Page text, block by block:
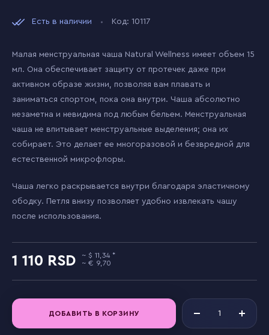
Есть в наличии Код: 10117
Малая менструальная чаша Natural Wellness имеет объем 15
мл. Она обеспечивает защиту от протечек даже при
активном образе жизни, позволяя вам плавать и
заниматься спортом, пока она внутри. Чаша абсолютно
незаметна и невидима под любым бельем. Менструальная
чаша не впитывает менструальные выделения; она их
собирает. Это делает ее многоразовой и безвредной для
естественной микрофлоры.
Чаша легко раскрывается внутри благодаря эластичному
ободку. Петля внизу позволяет удобно извлекать чашу
после использования.
1 110
11,34
9,70
ДОБАВИТЬ В КОРЗИНУ